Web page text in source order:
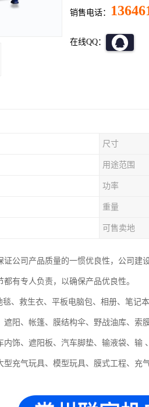
销售电话：
在线QQ：
尺寸
用途范围
功率
重量
可售卖地
公司产品质量的一惯优良性，公司建
有专人负责，以确保产品优良性。
毯、救生衣、平板电脑包、相册、笔记
阳、帐篷、膜结构伞、野战油库、索
饰、遮阳板、汽车脚垫、输液袋、输
充气玩具、模型玩具、膜式工程、充